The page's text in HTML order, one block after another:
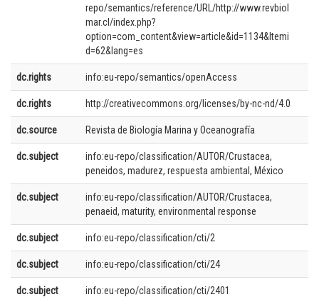
repo/semantics/reference/URL/http://www.revbiol
mar.cl/index.php?
option=com_content&view=article&id=1134&Itemi
d=62&lang=es
dc.rights info:eu-repo/semantics/openAccess
dc.rights http://creativecommons.org/licenses/by-nc-nd/4.0
dc.source Revista de Biología Marina y Oceanografía
dc.subject
info:eu-repo/classification/AUTOR/Crustacea,
peneidos, madurez, respuesta ambiental, México
dc.subject
info:eu-repo/classification/AUTOR/Crustacea,
penaeid, maturity, environmental response
dc.subject info:eu-repo/classification/cti/2
dc.subject info:eu-repo/classification/cti/24
dc.subject info:eu-repo/classification/cti/2401